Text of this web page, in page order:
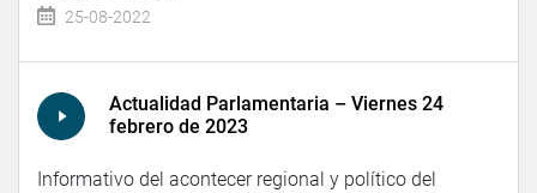
25-08-2022
Actualidad Parlamentaria – Viernes 24
febrero de 2023
Informativo del acontecer regional y político del